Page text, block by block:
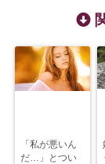
「私が悪いん
だ…」とつい